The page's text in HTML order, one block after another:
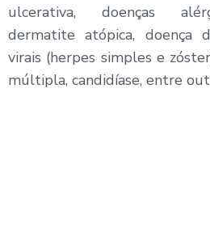
ulcerativa, doenças
dermatite atópica, doença
virais (herpes simples e
múltipla, candidíase, entre